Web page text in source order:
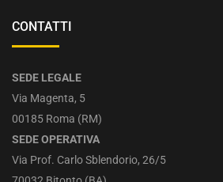
CONTATTI
SEDE LEGALE
Via Magenta, 5
00185 Roma (RM)
SEDE OPERATIVA
Via Prof. Carlo Sblendorio, 26/5